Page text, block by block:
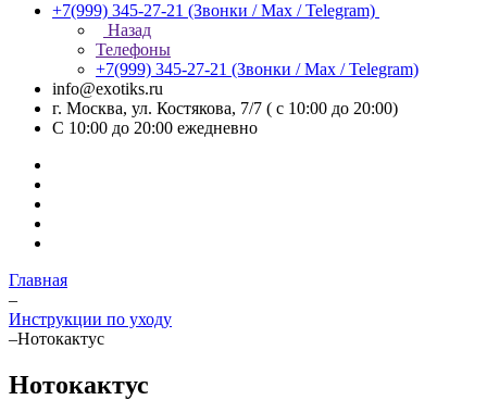
+7(999) 345-27-21 (Звонки / Max / Telegram)
Назад
Телефоны
+7(999) 345-27-21 (Звонки / Max / Telegram)
info@exotiks.ru
г. Москва, ул. Костякова, 7/7 ( с 10:00 до 20:00)
С 10:00 до 20:00 ежедневно
Главная
–
Инструкции по уходу
–Нотокактус
Нотокактус